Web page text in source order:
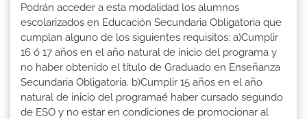
Podrán acceder a esta modalidad los alumnos
escolarizados en Educación Secundaria Obligatoria que
cumplan alguno de los siguientes requisitos: a)Cumplir
16 ó 17 años en el año natural de inicio del programa y
no haber obtenido el título de Graduado en Enseñanza
Secundaria Obligatoria. b)Cumplir 15 años en el año
natural de inicio del programaé haber cursado segundo
de ESO y no estar en condiciones de promocionar al